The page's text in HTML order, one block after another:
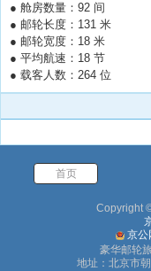
● 舱房数量：92 间
● 邮轮长度：131 米
● 邮轮宽度：18 米
● 平均航速：18 节
● 载客人数：264 位
首页
Copyright
京
豪华邮轮
地址：北京市